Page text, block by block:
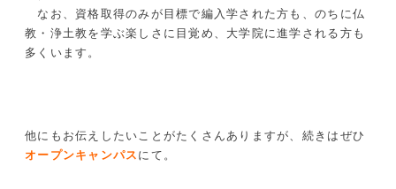
なお、資格取得のみが目標で編入学された方も、のちに仏
教・浄土教を学ぶ楽しさに目覚め、大学院に進学される方も
多くいます。
他にもお伝えしたいことがたくさんありますが、続きはぜひ
オープンキャンパス にて。